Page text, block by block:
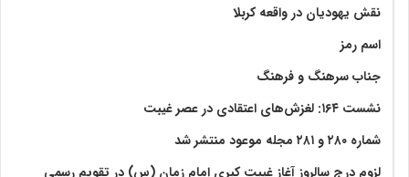
نقش یهودیان در واقعه کربلا
اسم رمز
جناب سرهنگ و فرهنگ
نشست ۱۶۴: لغزش‌های اعتقادی در عصر غیبت
شماره ۲۸۰ و ۲۸۱ مجله موعود منتشر شد
لزوم درج سالروز آغاز غیبت کبری امام زمان (س) در تقویم رسمی